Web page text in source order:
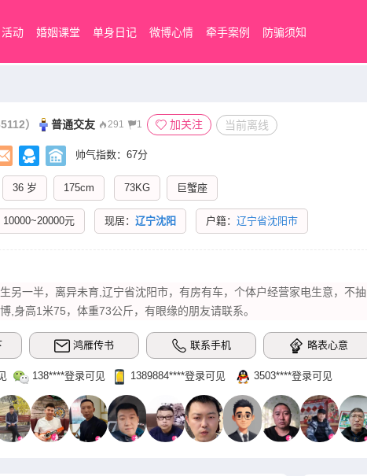
活动 婚姻课堂 单身日记 微博心情 牵手案例 防骗须知
） 普通交友 291 1 加关注 当前离线
帅气指数：67分
36 岁 175cm 73KG 巨蟹座
10000~20000元 现居： 辽宁沈阳 户籍： 辽宁省沈阳市
另一半，离异未育,辽宁省沈阳市，有房有车，个体户经营家电生意，不抽
,身高1米75，体重73公斤，有眼缘的朋友请联系。
鸿雁传书 联系手机 略表心意
138‌****登录可见 1389884‌****‌登录可见 3503‌****‌登录可见